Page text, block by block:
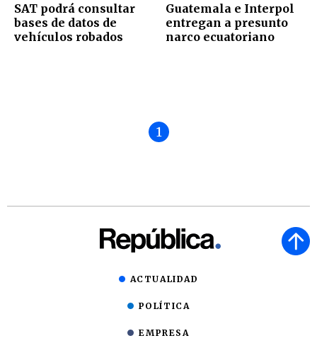
SAT podrá consultar
bases de datos de
vehículos robados
Guatemala e Interpol
entregan a presunto
narco ecuatoriano
1
ACTUALIDAD
POLÍTICA
EMPRESA